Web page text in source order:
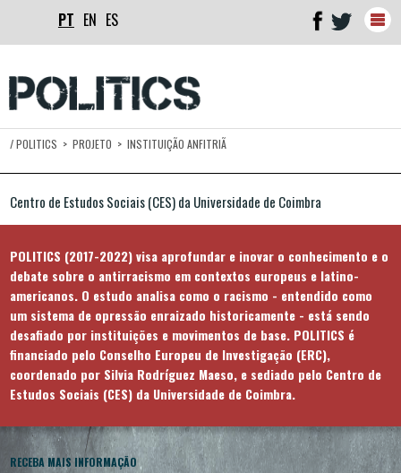
ES
EN
PT
/POLITICS > PROJETO > INSTITUIÇÃO ANFITRIÃ
Centro de Estudos Sociais (CES) da Universidade de Coimbra
POLITICS (2017-2022) visa aprofundar e inovar o conhecimento e o
debate sobre o antirracismo em contextos europeus e latino-
americanos. O estudo analisa como o racismo - entendido como
um sistema de opressão enraizado historicamente - está sendo
desafiado por instituições e movimentos de base. POLITICS é
financiado pelo Conselho Europeu de Investigação (ERC),
coordenado por Silvia Rodríguez Maeso, e sediado pelo Centro de
Estudos Sociais (CES) da Universidade de Coimbra.
RECEBA MAIS INFORMAÇÃO